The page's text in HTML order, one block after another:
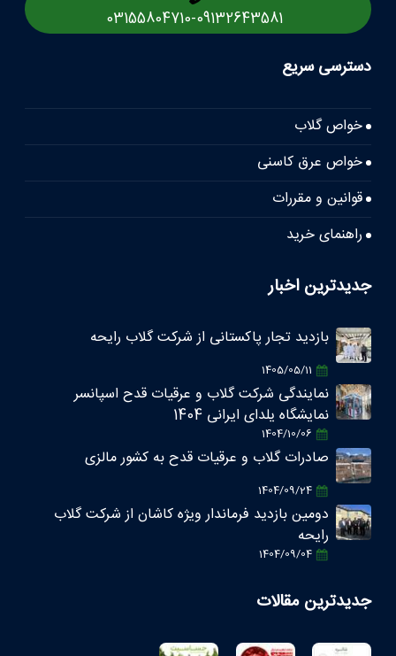
03155804710-09132643581
دسترسی سریع
خواص گلاب
خواص عرق کاسنی
قوانین و مقررات
راهنمای خرید
جدیدترین اخبار
بازدید تجار پاکستانی از شرکت گلاب رایحه
1405/05/11
نمایندگی شرکت گلاب و عرقیات قدح اسپانسر
نمایشگاه یلدای ایرانی 1404
1404/10/06
صادرات گلاب و عرقیات قدح به کشور مالزی
1404/09/24
دومین بازدید فرماندار ویژه کاشان از شرکت گلاب
رایحه
1404/09/04
جدیدترین مقالات